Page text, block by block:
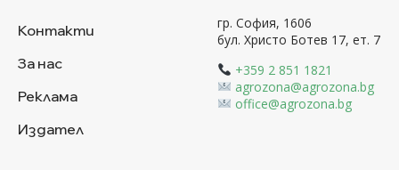
Контакти
За нас
Реклама
Издател
гр. София, 1606
бул. Христо Ботев 17, ет. 7
+359 2 851 1821
agrozona@agrozona.bg
office@agrozona.bg